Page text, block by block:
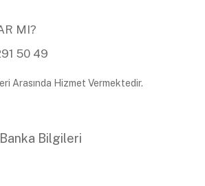
MI?
50 49
Arasında Hizmet Vermektedir.
Banka Bilgileri